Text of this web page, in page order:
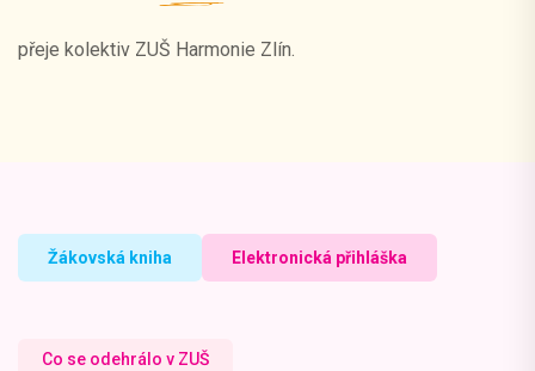
přeje kolektiv ZUŠ Harmonie Zlín.
Žákovská kniha Elektronická přihláška
Co se odehrálo v ZUŠ